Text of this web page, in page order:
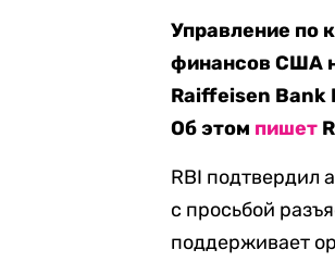
Управление по
финансов США
Raiffeisen Bank
Об этом пишет
RBI подтвердил
с просьбой
поддерживает